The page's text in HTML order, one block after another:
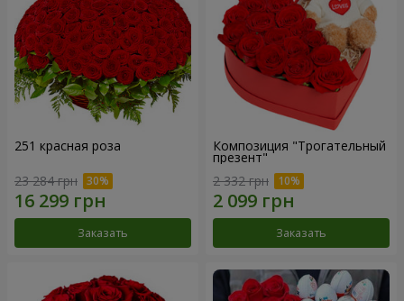
251 красная роза
23 284 грн
Заказать
Композиция "Трогательный
презент"
2 332 грн
Заказать